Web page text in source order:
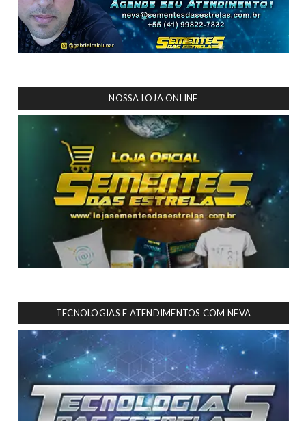
NOSSA LOJA ONLINE
TECNOLOGIAS E ATENDIMENTOS COM NEVA